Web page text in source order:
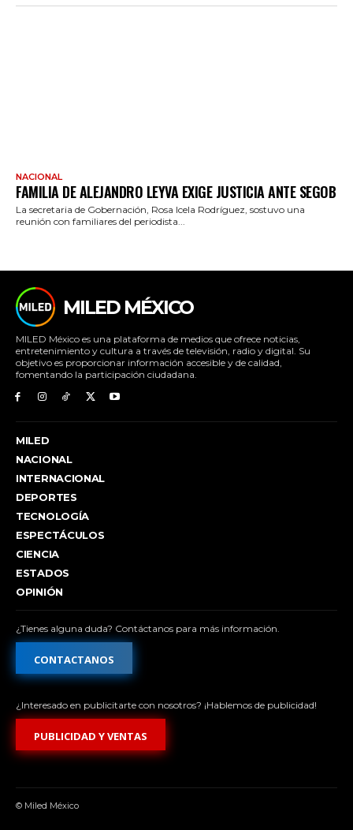
NACIONAL
FAMILIA DE ALEJANDRO LEYVA EXIGE JUSTICIA ANTE SEGOB
La secretaria de Gobernación, Rosa Icela Rodríguez, sostuvo una
reunión con familiares del periodista...
MILED MÉXICO
MILED México es una plataforma de medios que ofrece noticias,
entretenimiento y cultura a través de televisión, radio y digital. Su
objetivo es proporcionar información accesible y de calidad,
fomentando la participación ciudadana.
MILED
NACIONAL
INTERNACIONAL
DEPORTES
TECNOLOGÍA
ESPECTÁCULOS
CIENCIA
ESTADOS
OPINIÓN
¿Tienes alguna duda? Contáctanos para más información.
CONTACTANOS
¿Interesado en publicitarte con nosotros? ¡Hablemos de publicidad!
PUBLICIDAD Y VENTAS
© Miled México